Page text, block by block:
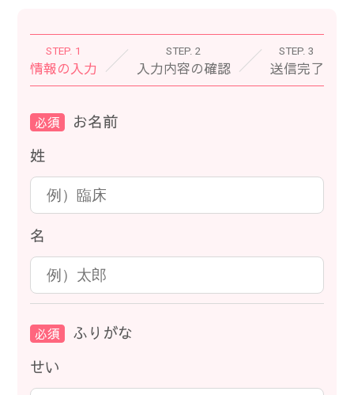
STEP. 1
情報の入力
STEP. 2
入力内容の確認
STEP. 3
送信完了
必須
お名前
姓
名
必須
ふりがな
せい